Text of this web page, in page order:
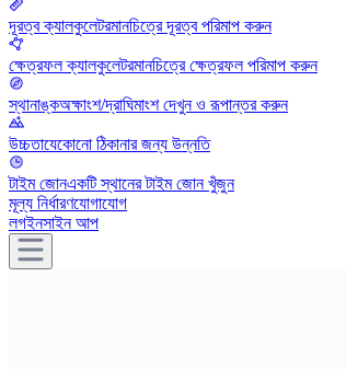
দূরত্ব ক্যালকুলেটরমানচিত্রে দূরত্ব পরিমাপ করুন
ক্ষেত্রফল ক্যালকুলেটরমানচিত্রে ক্ষেত্রফল পরিমাপ করুন
স্থানাঙ্কঅক্ষাংশ/দ্রাঘিমাংশ দেখুন ও রূপান্তর করুন
উচ্চতাযেকোনো ঠিকানার জন্য উন্নতি
টাইম জোনএকটি স্থানের টাইম জোন খুঁজুন
মূল্য নির্ধারণযোগাযোগ
লগইনসাইন আপ